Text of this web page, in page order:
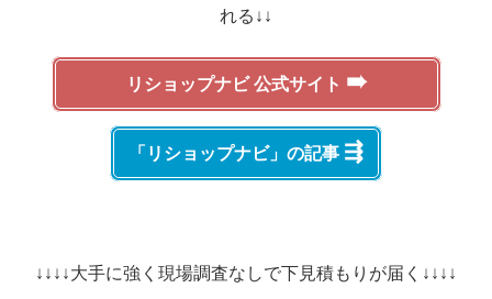
れる↓↓
リショップナビ 公式サイト ➠
「リショップナビ」の記事 ⇶
↓↓↓↓大手に強く現場調査なしで下見積もりが届く↓↓↓↓